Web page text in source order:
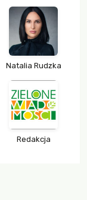
Natalia Rudzka
Redakcja